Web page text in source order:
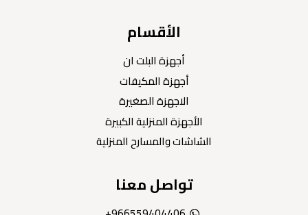
الأقسام
أجهزة البلت ان
أجهزة المكيفات
الاجهزة الصغيرة
الأجهزة المنزلية الكبيرة
الشاشات والمسارح المنزلية
تواصل معنا